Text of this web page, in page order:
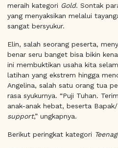
meraih kategori Gold. Sontak
yang menyaksikan melalui
sangat bersyukur.
Elin, salah seorang peserta,
benar seru banget bisa bikin
ini membuktikan usaha kita
latihan yang ekstrem hingga
Angelina, salah satu orang tua
rasa syukurnya. “Puji Tuhan.
anak-anak hebat, beserta
support,” ungkapnya.
Berikut peringkat kategori